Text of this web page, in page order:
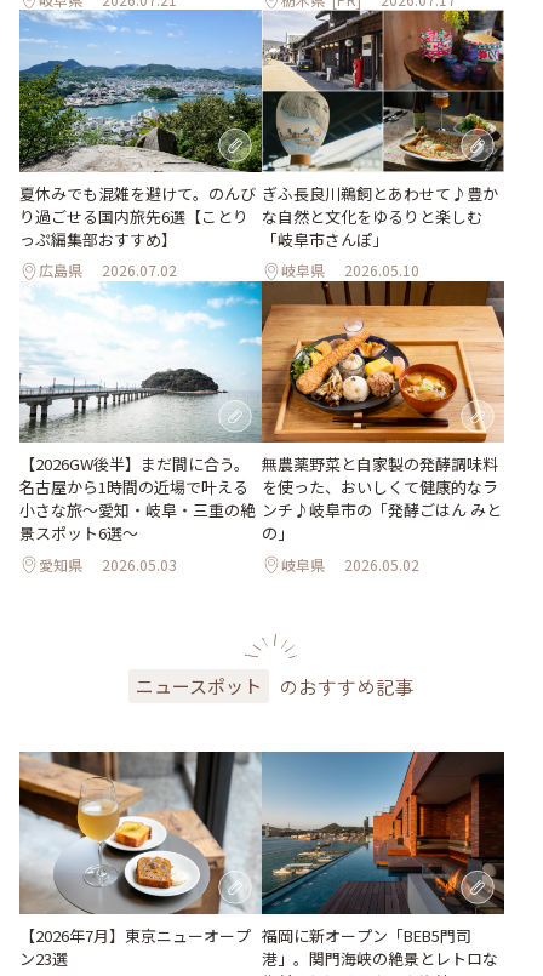
夏休みでも混雑を避けて。のんび
り過ごせる国内旅先6選【ことり
っぷ編集部おすすめ】
広島県 2026.07.02
ぎふ長良川鵜飼とあわせて♪豊か
な自然と文化をゆるりと楽しむ
「岐阜市さんぽ」
岐阜県 2026.05.10
【2026GW後半】まだ間に合う。
名古屋から1時間の近場で叶える
小さな旅～愛知・岐阜・三重の絶
景スポット6選～
愛知県 2026.05.03
無農薬野菜と自家製の発酵調味料
を使った、おいしくて健康的なラ
ンチ♪岐阜市の「発酵ごはん みと
の」
岐阜県 2026.05.02
ニュースポット のおすすめ記事
【2026年7月】東京ニューオープ
ン23選
福岡に新オープン「BEB5門司
港」。関門海峡の絶景とレトロな